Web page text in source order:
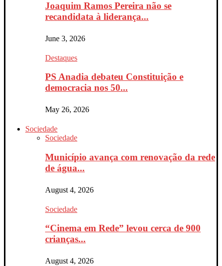
Joaquim Ramos Pereira não se
recandidata à liderança...
June 3, 2026
Destaques
PS Anadia debateu Constituição e
democracia nos 50...
May 26, 2026
Sociedade
Sociedade
Município avança com renovação da rede
de água...
August 4, 2026
Sociedade
“Cinema em Rede” levou cerca de 900
crianças...
August 4, 2026